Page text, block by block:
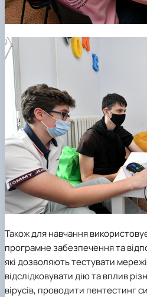
Також для навчання
програмне забезпечення та
які дозволяють тестувати
відслідковувати дію та вплив
вірусів, проводити пентестинг